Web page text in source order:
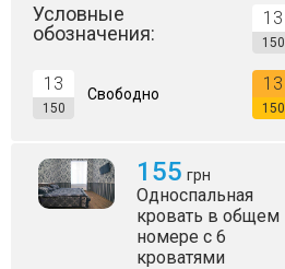
Условные
обозначения:
13
150
13
150
Свободно
13
150
155 грн
Односпальная
кровать в общем
номере с 6
кроватями